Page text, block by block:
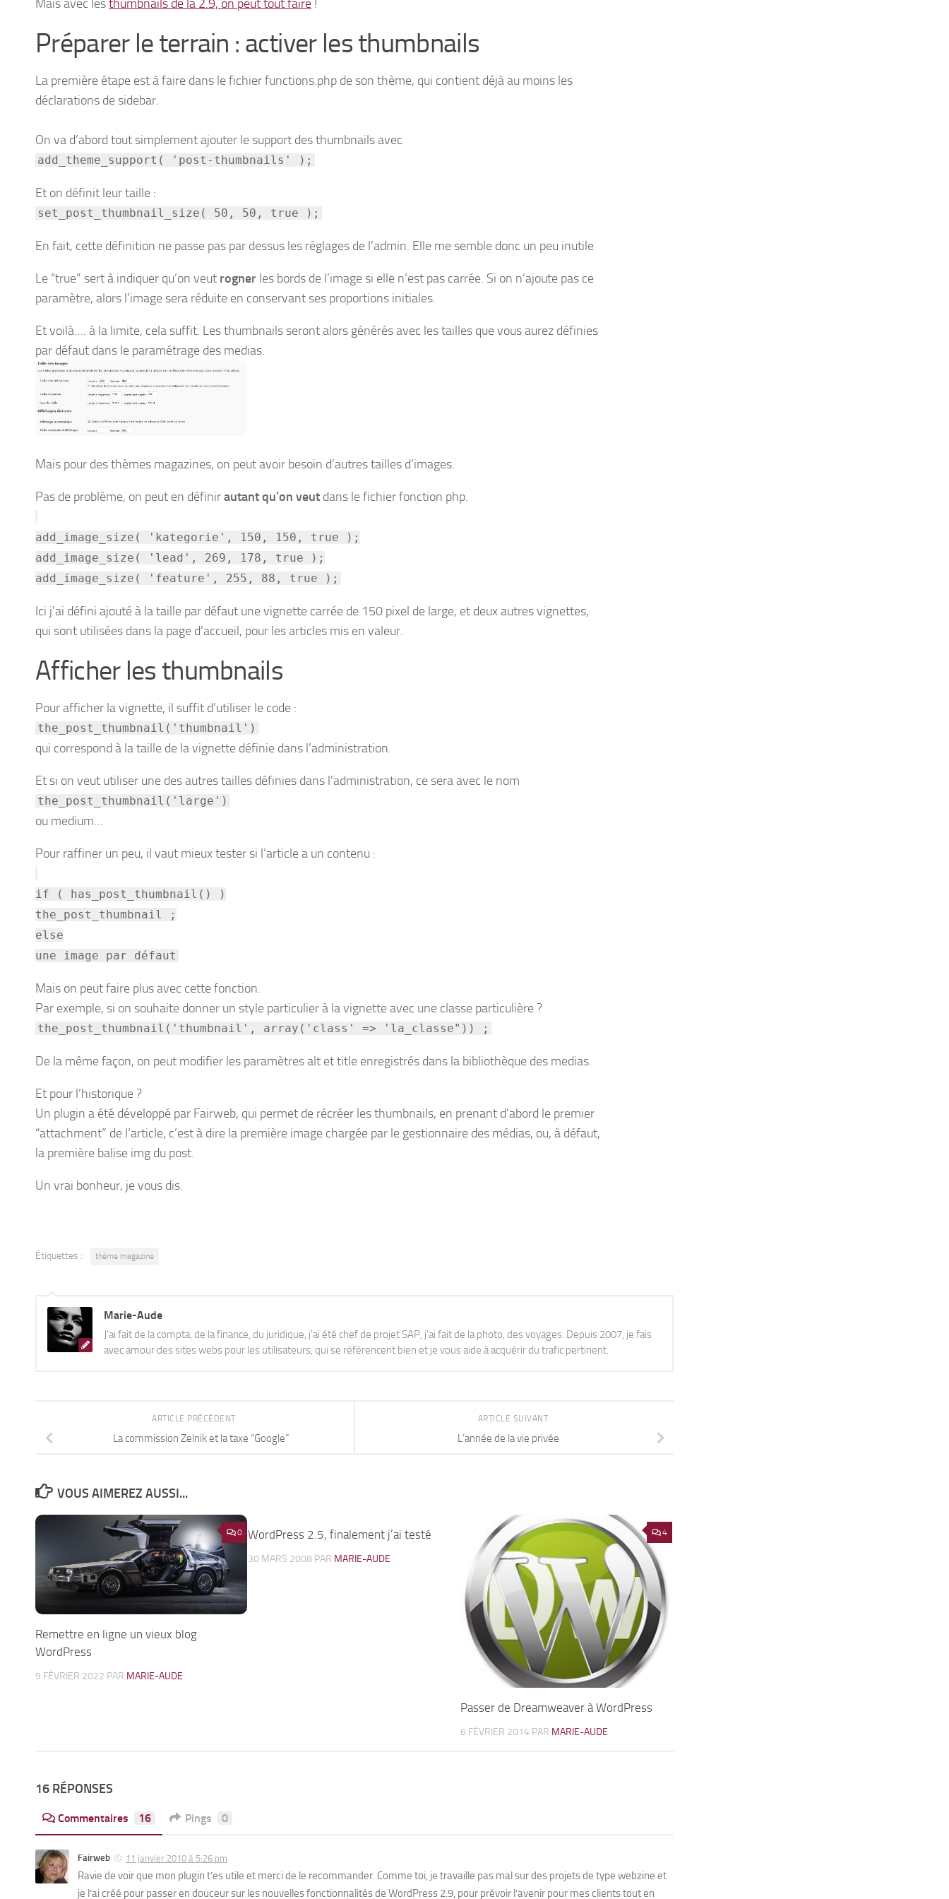
Mais avec lesthumbnails de la 2.9, on peut tout faire !
Préparer le terrain : activer les thumbnails
La première étape est à faire dans le fichier functions.php de son thème, qui contient déjà au moins les
déclarations de sidebar.
On va d’abord tout simplement ajouter le support des thumbnails avec
add_theme_support( 'post-thumbnails' );
Et on définit leur taille :
set_post_thumbnail_size( 50, 50, true );
En fait, cette définition ne passe pas par dessus les réglages de l’admin. Elle me semble donc un peu inutile
Le “true” sert à indiquer qu’on veut rogner les bords de l’image si elle n’est pas carrée. Si on n’ajoute pas ce
paramètre, alors l’image sera réduite en conservant ses proportions initiales.
Et voilà…. à la limite, cela suffit. Les thumbnails seront alors générés avec les tailles que vous aurez définies
par défaut dans le paramétrage des medias.
Mais pour des thèmes magazines, on peut avoir besoin d’autres tailles d’images.
Pas de problème, on peut en définirautant qu’on veut dans le fichier fonction php.
add_image_size( 'kategorie', 150, 150, true );
add_image_size( 'lead', 269, 178, true );
add_image_size( 'feature', 255, 88, true );
Ici j’ai défini ajouté à la taille par défaut une vignette carrée de 150 pixel de large, et deux autres vignettes,
qui sont utilisées dans la page d’accueil, pour les articles mis en valeur.
Afficher les thumbnails
Pour afficher la vignette, il suffit d’utiliser le code :
the_post_thumbnail('thumbnail')
qui correspond à la taille de la vignette définie dans l’administration.
Et si on veut utiliser une des autres tailles définies dans l’administration, ce sera avec le nom
the_post_thumbnail('large')
ou medium…
Pour raffiner un peu, il vaut mieux tester si l’article a un contenu :
if ( has_post_thumbnail() )
the_post_thumbnail ;
else
une image par défaut
Mais on peut faire plus avec cette fonction.
Par exemple, si on souhaite donner un style particulier à la vignette avec une classe particulière ?
the_post_thumbnail('thumbnail', array('class' => 'la_classe")) ;
De la même façon, on peut modifier les paramètres alt et title enregistrés dans la bibliothèque des medias.
Et pour l’historique ?
Un plugin a été développé par Fairweb, qui permet de récréer les thumbnails, en prenant d’abord le premier
“attachment” de l’article, c’est à dire la première image chargée par le gestionnaire des médias, ou, à défaut,
la première balise img du post.
Un vrai bonheur, je vous dis.
Étiquettes : thème magazine
Marie-Aude
J'ai fait de la compta, de la finance, du juridique, j'ai été chef de projet SAP, j'ai fait de la photo, des voyages. Depuis 2007, je fais
avec amour des sites webs pour les utilisateurs, qui se référencent bien et je vous aide à acquérir du trafic pertinent.
ARTICLE SUIVANT
L’année de la vie privée
ARTICLE PRÉCÉDENT
La commission Zelnik et la taxe “Google”
VOUS AIMEREZ AUSSI...
0
Remettre en ligne un vieux blog
WordPress
9 FÉVRIER 2022 PAR MARIE-AUDE
WordPress 2.5, finalement j’ai testé
30 MARS 2008 PAR MARIE-AUDE
4
Passer de Dreamweaver à WordPress
6 FÉVRIER 2014 PAR MARIE-AUDE
16 RÉPONSES
Commentaires 16 Pings 0
Fairweb 11 janvier 2010 à 5:26 pm
Ravie de voir que mon plugin t’es utile et merci de le recommander. Comme toi, je travaille pas mal sur des projets de type webzine et
je l’ai créé pour passer en douceur sur les nouvelles fonctionnalités de WordPress 2.9, pour prévoir l’avenir pour mes clients tout en